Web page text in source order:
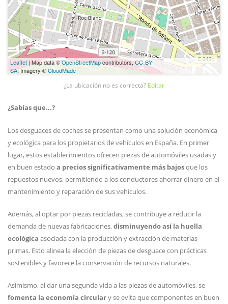
Leaflet | Map data ©OpenStreetMapcontributors,CC-BY-
SA, Imagery ©CloudMade
¿La ubicación no es correcta? Editar
¿Sabías que...?
Los desguaces de coches se presentan como una solución económica
y ecológica para los propietarios de vehículos en España. En primer
lugar, estos establecimientos ofrecen piezas de automóviles usadas y
en buen estado a precios significativamente más bajosque los
repuestos nuevos, permitiendo a los conductores ahorrar dinero en el
mantenimiento y reparación de sus vehículos.
Además, al optar por piezas recicladas, se contribuye a reducir la
demanda de nuevas fabricaciones,disminuyendo así la huella
ecológica asociada con la producción y extracción de materias
primas. Esto alinea la elección de piezas de desguace con prácticas
sostenibles y favorece la conservación de recursos naturales.
Asimismo, al dar una segunda vida a las piezas de automóviles, se
fomenta la economía circulary se evita que componentes en buen